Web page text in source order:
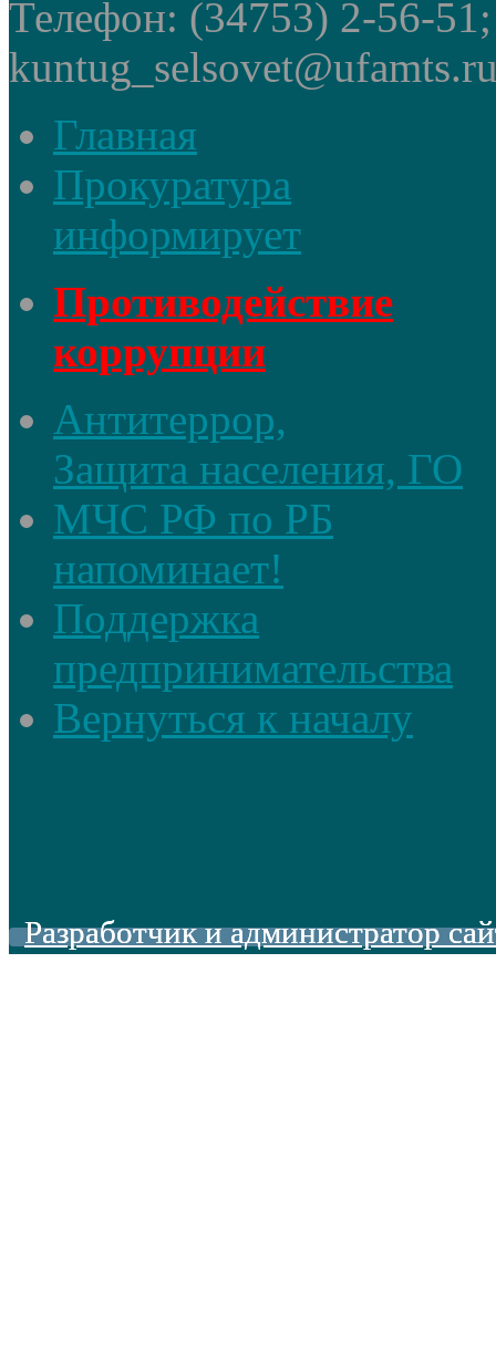
Телефон: (34753) 2-56-
Главная
Прокуратура
информирует
Противодействие
коррупции
Антитеррор,
Защита населения, ГО
МЧС РФ по РБ
напоминает!
Поддержка
предпринимательства
Вернуться к началу
Разработчик и администратор